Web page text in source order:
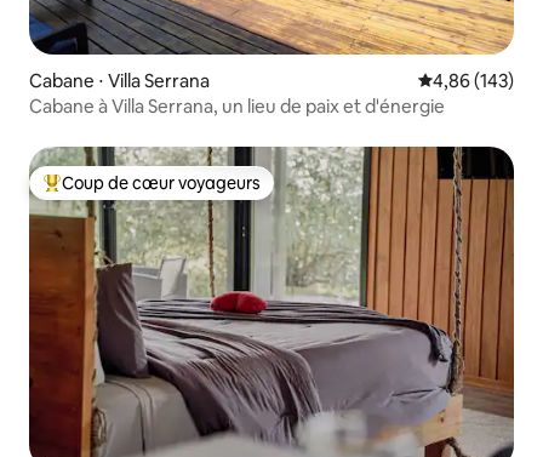
Cabane ⋅ Villa Serrana Évaluation
4,86 (143)
Cabane à Villa Serrana, un lieu de paix et d'énergie
Coups de cœur voyageurs les plus appréciés
Coup de cœur voyageurs